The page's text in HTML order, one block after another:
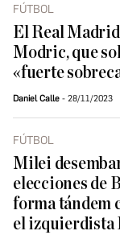
FÚTBOL
El Real
Modric, que
«fuerte
Daniel Calle 28/11/2023
FÚTBOL
Milei
elecciones de
forma tándem
el izquierdista